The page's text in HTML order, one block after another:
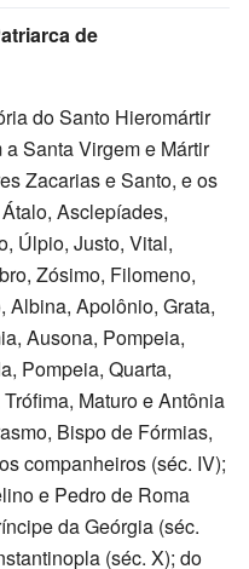
de
do Santo Hieromártir
Santa Virgem e Mártir
Zacarias e Santo, e os
Asclepíades,
Úlpio, Justo, Vital,
Zósimo, Filomeno,
Albina, Apolônio, Grata,
Ausona, Pompeia,
Pompeia, Quarta,
Maturo e Antônia
Bispo de Fórmias,
companheiros (séc. IV);
e Pedro de Roma
da Geórgia (séc.
(séc. X); do